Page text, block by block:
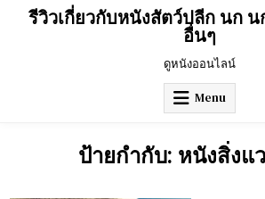
รีวิวเกี่ยวกับหนังสัตว์ปลีก นก
อื่นๆ
ดูหนังออนไลน์
Menu
ป้ายกำกับ: หนังสิ่งแ